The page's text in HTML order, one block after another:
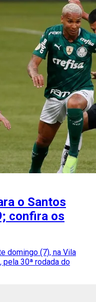
o Santos
confira os
domingo (7), na Vila
pela 30ª rodada do